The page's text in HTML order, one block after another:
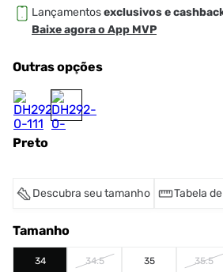
Lançamentosexclusivos e
Baixe agora o App MVP
Outras opções
Preto
Descubra seu tamanho Tabela
Tamanho
34 34.5 35 35.5